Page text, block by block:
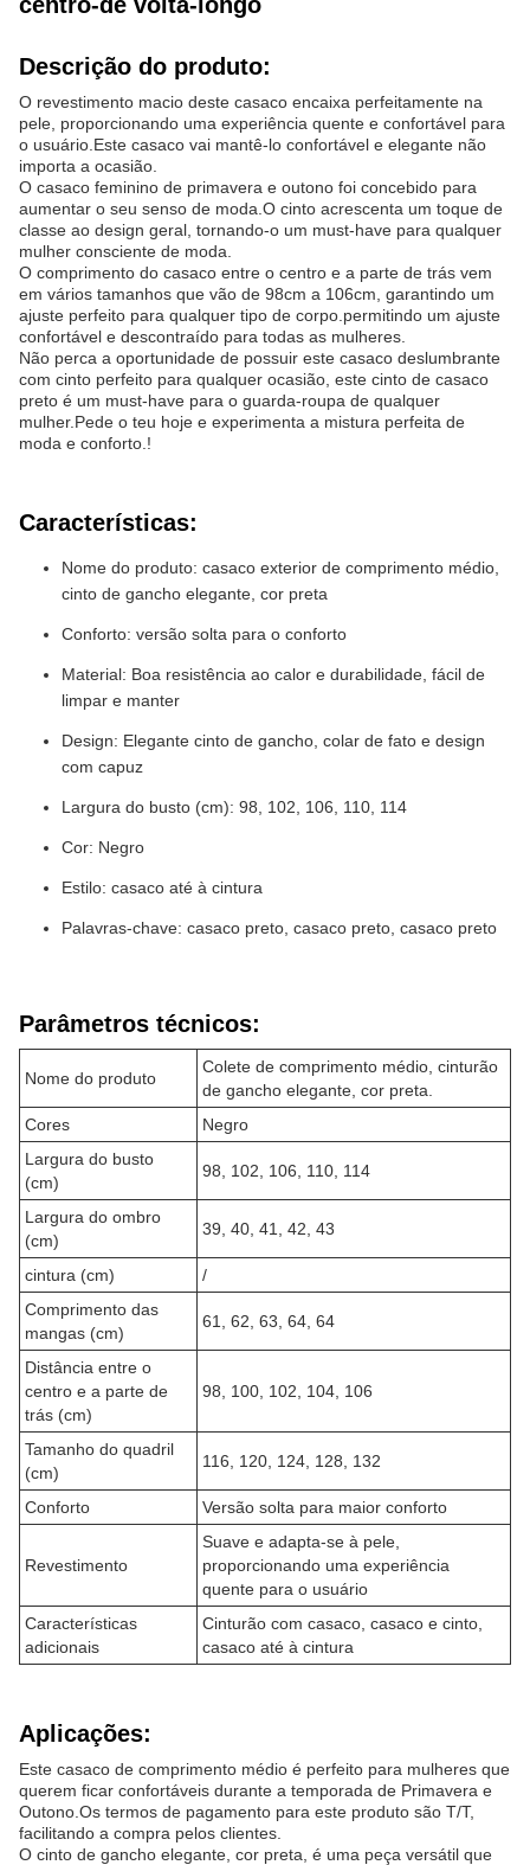
Descrição do produto:
O revestimento macio deste casaco encaixa perfeitamente na
pele, proporcionando uma experiência quente e confortável para
o usuário.Este casaco vai mantê-lo confortável e elegante não
importa a ocasião.
O casaco feminino de primavera e outono foi concebido para
aumentar o seu senso de moda.O cinto acrescenta um toque de
classe ao design geral, tornando-o um must-have para qualquer
mulher consciente de moda.
O comprimento do casaco entre o centro e a parte de trás vem
em vários tamanhos que vão de 98cm a 106cm, garantindo um
ajuste perfeito para qualquer tipo de corpo.permitindo um ajuste
confortável e descontraído para todas as mulheres.
Não perca a oportunidade de possuir este casaco deslumbrante
com cinto perfeito para qualquer ocasião, este cinto de casaco
preto é um must-have para o guarda-roupa de qualquer
mulher.Pede o teu hoje e experimenta a mistura perfeita de
moda e conforto.!
Características:
Nome do produto: casaco exterior de comprimento médio,
cinto de gancho elegante, cor preta
Conforto: versão solta para o conforto
Material: Boa resistência ao calor e durabilidade, fácil de
limpar e manter
Design: Elegante cinto de gancho, colar de fato e design
com capuz
Largura do busto (cm): 98, 102, 106, 110, 114
Cor: Negro
Estilo: casaco até à cintura
Palavras-chave: casaco preto, casaco preto, casaco preto
Parâmetros técnicos:
Nome do produto
Colete de comprimento médio, cinturão
de gancho elegante, cor preta.
Cores
Negro
Largura do busto
(cm)
98, 102, 106, 110, 114
Largura do ombro
(cm)
39, 40, 41, 42, 43
cintura (cm)
/
Comprimento das
mangas (cm)
61, 62, 63, 64, 64
Distância entre o
centro e a parte de
trás (cm)
98, 100, 102, 104, 106
Tamanho do quadril
(cm)
116, 120, 124, 128, 132
Conforto Versão solta para maior conforto
Revestimento
Suave e adapta-se à pele,
proporcionando uma experiência
quente para o usuário
Características
adicionais
Cinturão com casaco, casaco e cinto,
casaco até à cintura
Aplicações:
Este casaco de comprimento médio é perfeito para mulheres que
querem ficar confortáveis durante a temporada de Primavera e
Outono.Os termos de pagamento para este produto são T/T,
facilitando a compra pelos clientes.
O cinto de gancho elegante, cor preta, é uma peça versátil que